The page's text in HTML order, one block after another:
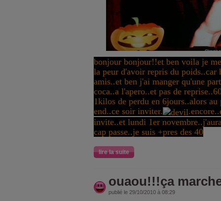
bonjour bonjour!!et ben voila je
la peur d'avoir repris du poids..car
amis..et ben j'ai manger qu'une
coca..a l'apero..et pas de
1kilos de perdu en 6jours..alors au
end..ce soir inviter.
invite..et lundi 1er
cap passe..je suis +pres des 40
lire la suite
ouaou!!!ça
publié le 29/10/2010 à 08:29